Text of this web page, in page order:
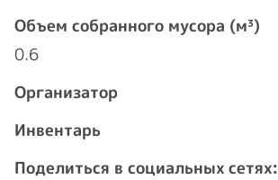
Объем собранного мусора (м³)
0.6
Организатор
Инвентарь
Поделиться в социальных сетях: